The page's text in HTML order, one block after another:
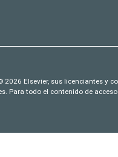
Elsevier, sus licenciantes y
Para todo el contenido de